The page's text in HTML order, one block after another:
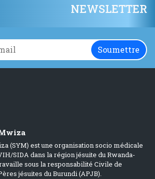
NEWSLETTER
(SYM) est une organisation socio médicale
SIDA dans la région jésuite du Rwanda-
sous la responsabilité Civile de
jésuites du Burundi (APJB).